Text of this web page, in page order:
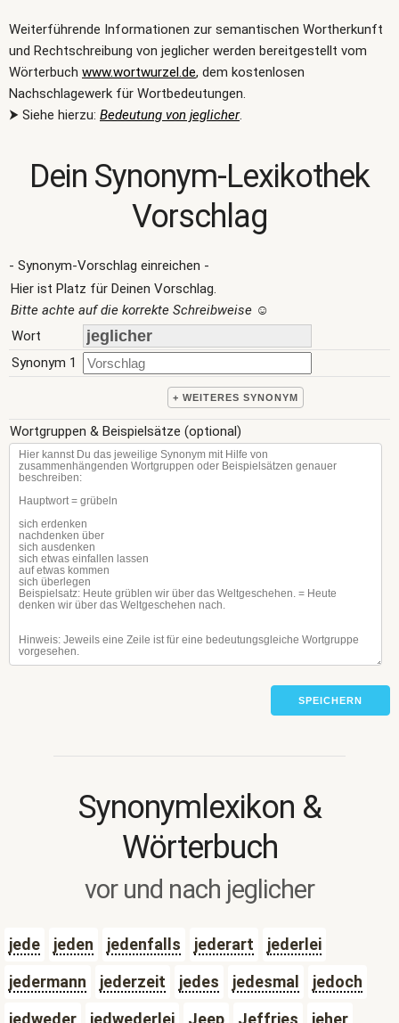
Weiterführende Informationen zur semantischen Wortherkunft
und Rechtschreibung von jeglicher werden bereitgestellt vom
Wörterbuch www.wortwurzel.de, dem kostenlosen
Nachschlagewerk für Wortbedeutungen.
⮞ Siehe hierzu: Bedeutung von jeglicher.
Dein Synonym-Lexikothek
Vorschlag
- Synonym-Vorschlag einreichen -
Hier ist Platz für Deinen Vorschlag.
Bitte achte auf die korrekte Schreibweise ☺
Wort
Synonym 1
+ WEITERES SYNONYM
Wortgruppen & Beispielsätze (optional)
SPEICHERN
Synonymlexikon &
Wörterbuch
vor und nach jeglicher
jede jeden jedenfalls jederart
jederlei
jedermann
jederzeit jedes jedesmal
jedoch
jedweder
jedwederlei Jeep Jeffries
jeher